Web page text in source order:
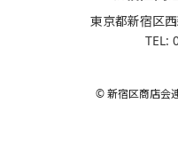
東京都新宿区
TEL:
© 新宿区商店会